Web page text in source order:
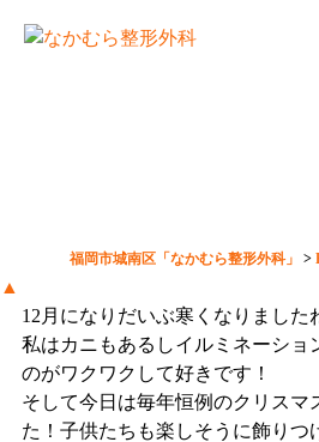
福岡市城南区「なかむら整形外科」 >
▲
12月になりだいぶ寒くなりました
私はカニもあるしイルミネーショ
のがワクワクして好きです！
そして今日は毎年恒例のクリスマ
た！子供たちも楽しそうに飾りつ